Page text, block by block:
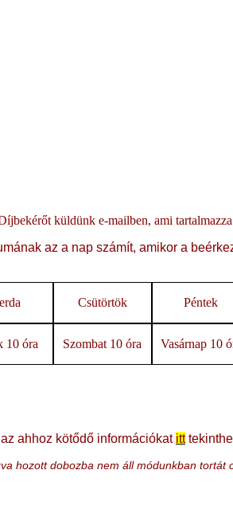
küldünk e-mailben, ami
az a nap számít, amikor a
Csütörtök Péntek
10 óra Szombat 10 óra Vasárnap 10
ahhoz kötődő információkat itt
hozott dobozba nem áll módunkban tortát